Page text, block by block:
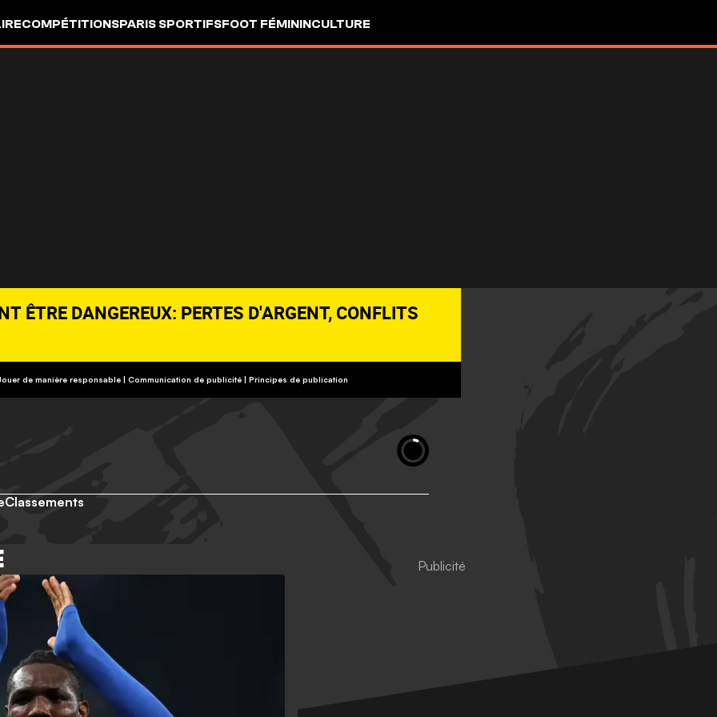
COMPÉTITIONSPARIS SPORTIFSFOOT FÉMININCULTURE
ÊTRE DANGEREUX: PERTES D'ARGENT, CONFLITS
13, APPEL NON SURTAXÉ).
de manière responsable | Communication de publicité | Principes de publication
Classements